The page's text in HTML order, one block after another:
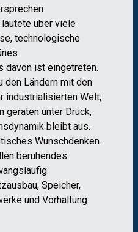
über viele
technologische
davon ist eingetreten.
den Ländern mit den
industrialisierten Welt,
geraten unter Druck,
bleibt aus.
Wunschdenken.
beruhendes
Speicher,
und Vorhaltung